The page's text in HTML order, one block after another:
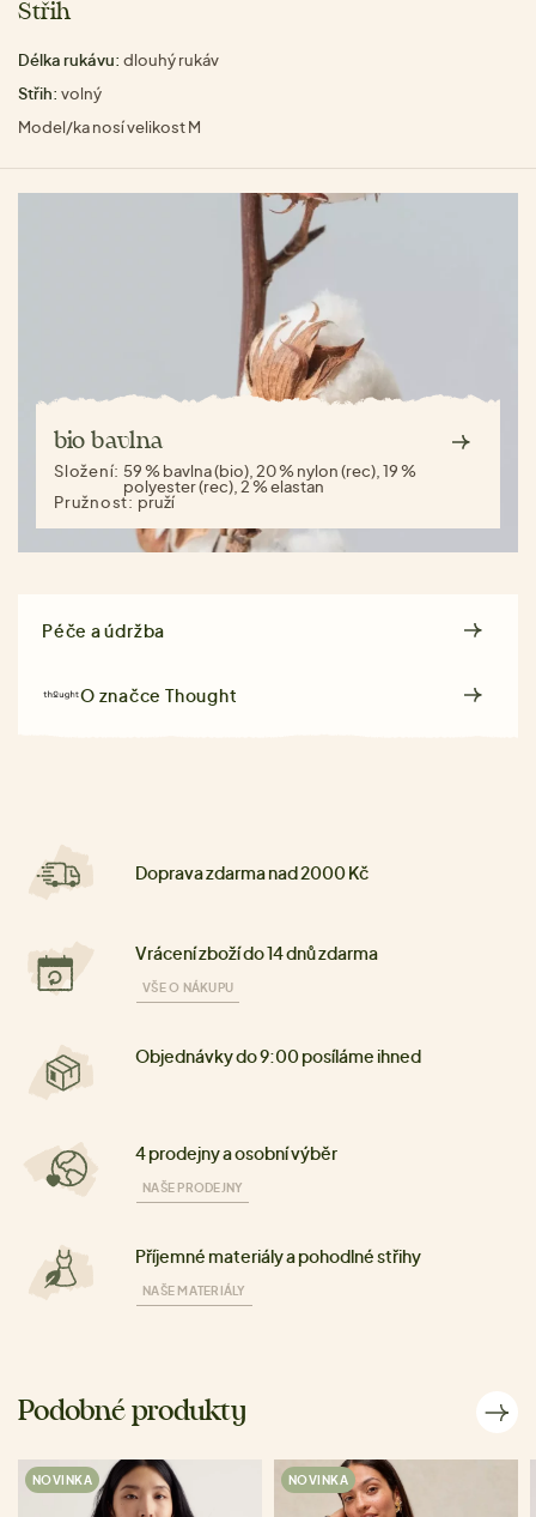
Střih
Délka rukávu: dlouhý rukáv
Střih: volný
Model/ka nosí velikost M
bio bavlna
Složení: 59 % bavlna (bio), 20 % nylon (rec), 19 %
polyester (rec), 2 % elastan
Pružnost: pruží
Péče a údržba
O značceThought
Doprava zdarma nad 2000 Kč
Vrácení zboží do 14 dnů zdarma
VŠE O NÁKUPU
Objednávky do 9:00 posíláme ihned
4 prodejny a osobní výběr
NAŠE PRODEJNY
Příjemné materiály a pohodlné střihy
NAŠE MATERIÁLY
Podobné produkty
NOVINKA NOVINKA